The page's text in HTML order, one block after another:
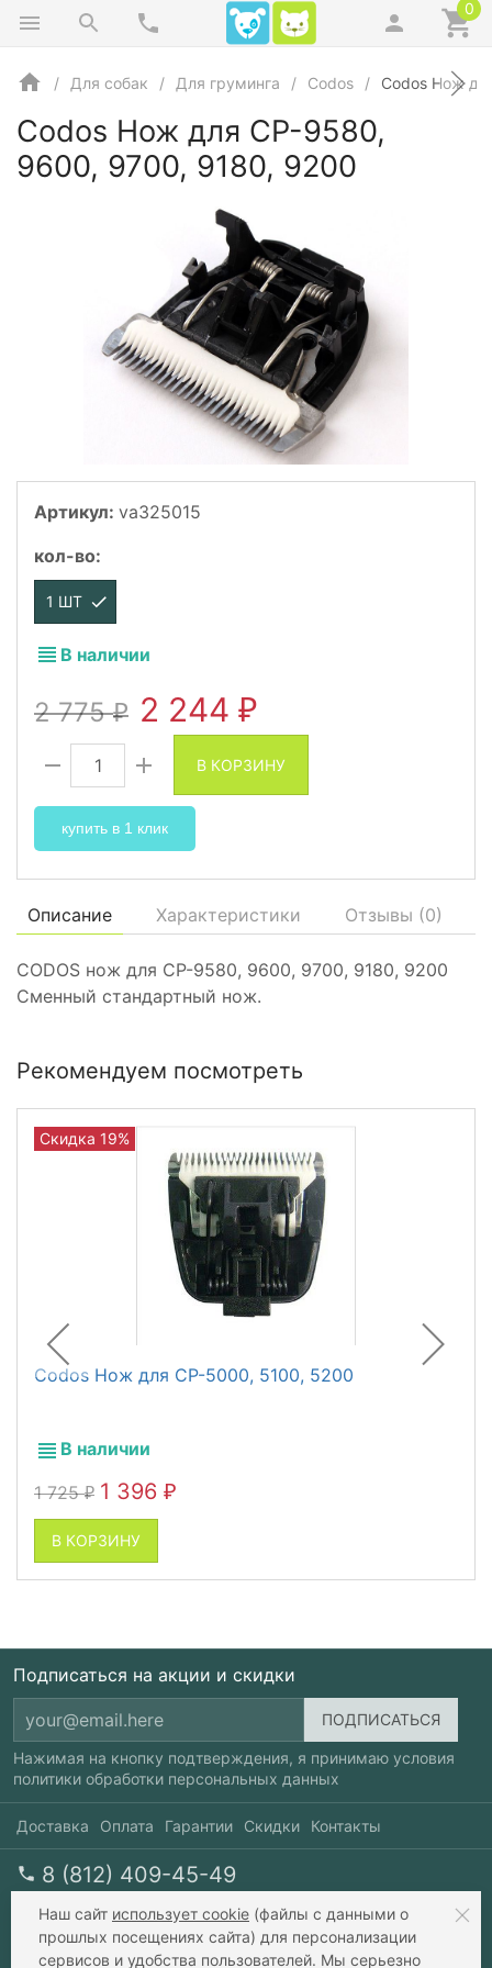
0
Для собак Для груминга Codos Codos Нож
Codos Нож для СР-9580,
9600, 9700, 9180, 9200
Артикул: va325015
кол-во:
1 ШТ
В наличии
2 775₽ 2 244 ₽
В КОРЗИНУ
купить в 1 клик
Описание Характеристики Отзывы (0)
CODOS нож для СР-9580, 9600, 9700, 9180, 9200
Сменный стандартный нож.
Рекомендуем посмотреть
Codos Нож для СР-5000, 5100, 5200
В наличии
1 725₽ 1 396 ₽
В КОРЗИНУ
Скидка 19%
Подписаться на акции и скидки
Нажимая на кнопку подтверждения, я принимаю условия
политики обработки персональных данных
Доставка Оплата Гарантии Скидки Контакты
8 (812) 409-45-49
перезвоните мне
пн-пт 10-20, сб 10-17
info@xavax.ru
Наш сайт использует cookie (файлы с данными о
прошлых посещениях сайта) для персонализации
сервисов и удобства пользователей. Мы серьезно